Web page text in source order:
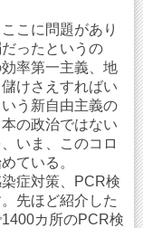
こに問題があり
ったというの
率第一主義、地
けさえすればい
う新自由主義の
の政治ではない
いま、このコロ
ている。
症対策、PCR検
先ほど紹介した
カ所のPCR検